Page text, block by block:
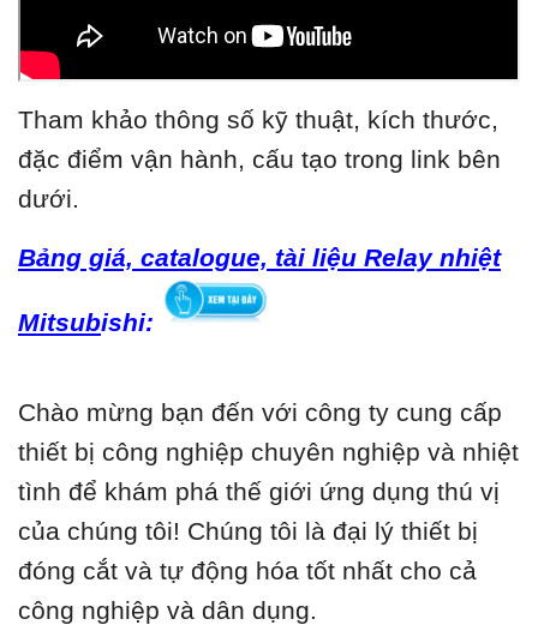
Tham khảo thông số kỹ thuật, kích thước,
đặc điểm vận hành, cấu tạo trong link bên
dưới.
Bảng giá, catalogue, tài liệu Relay nhiệt
Mitsubishi:
Chào mừng bạn đến với công ty cung cấp
thiết bị công nghiệp chuyên nghiệp và nhiệt
tình để khám phá thế giới ứng dụng thú vị
của chúng tôi! Chúng tôi là đại lý thiết bị
đóng cắt và tự động hóa tốt nhất cho cả
công nghiệp và dân dụng.